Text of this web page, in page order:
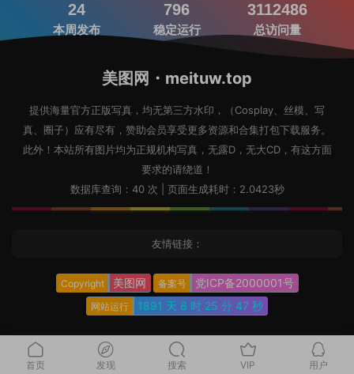
24
本周发布
796
稳定运行
3112486
总访问量
美图网・meituw.top
提供海量官方正版写真，均无第三方水印，（Cosplay、丝模、写
真、圈子）应有尽有，赞助会员享受更多资源和合集打包下载服务。
此外！本站所有图片均为正规机构写真，无露D，无大CD，有这方面
要求的请绕道！
数据库查询：40 次 | 页面生成耗时：2.0423秒
友情链接：
Copyright 美图网 备案号 党ICP备2000001号
网站运行 1891 天 8 时 25 分 48 秒
首页 发现 搜索 VIP 用户